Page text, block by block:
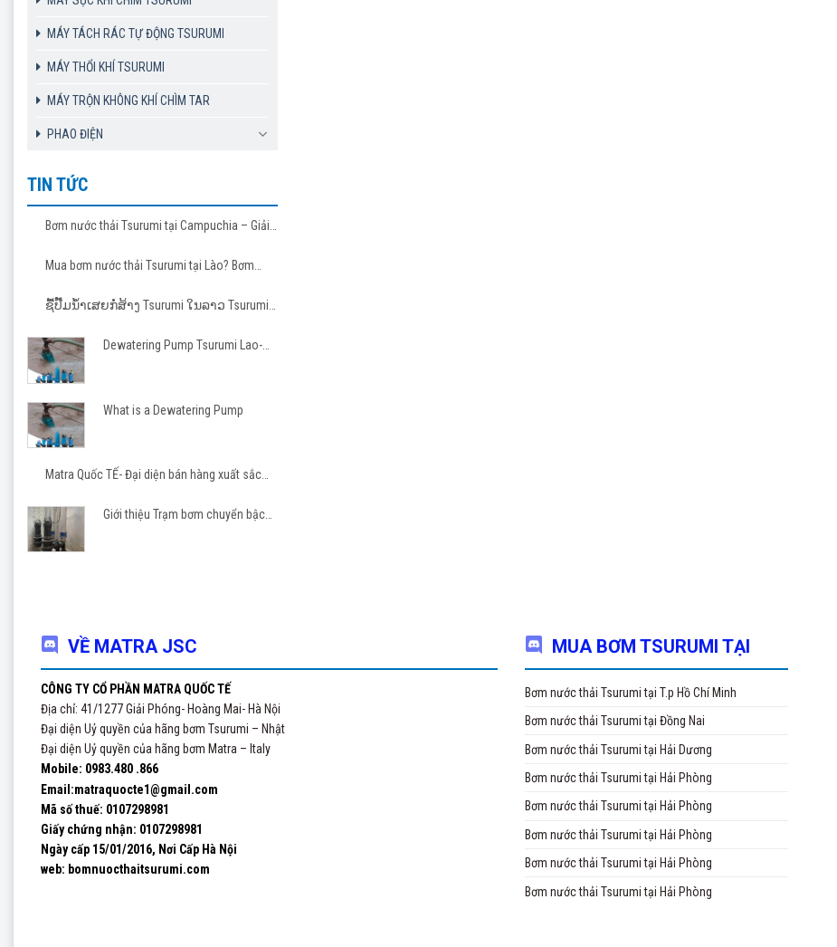
MÁY TÁCH RÁC TỰ ĐỘNG TSURUMI
MÁY THỔI KHÍ TSURUMI
MÁY TRỘN KHÔNG KHÍ CHÌM TAR
PHAO ĐIỆN
TIN TỨC
Bơm nước thải Tsurumi tại Campuchia – Giải
nghiệp
Mua bơm nước thải Tsurumi tại Lào? Bơm
ຊື້ປັ໊ມນ້ຳເສຍກໍ່ສ້າງ Tsurumi ໃນລາວ Tsurumi
Dewatering Pump Tsurumi Lao-
What is a Dewatering Pump
Matra Quốc TẾ- Đại diện bán hàng xuất sắc
Giới thiệu Trạm bơm chuyển bậc
VỀ MATRA JSC
CÔNG TY CỔ PHẦN MATRA QUỐC TẾ
Địa chỉ: 41/1277 Giải Phóng- Hoàng Mai- Hà Nội
Đại diện Uỷ quyền của hãng bơm Tsurumi – Nhật
Đại diện Uỷ quyền của hãng bơm Matra – Italy
Mobile: 0983.480 .866
Email:matraquocte1@gmail.com
Mã số thuế: 0107298981
Giấy chứng nhận: 0107298981
Ngày cấp 15/01/2016, Nơi Cấp Hà Nội
web: bomnuocthaitsurumi.com
MUA BƠM TSURUMI TẠI
Bơm nước thải Tsurumi tại T.p Hồ Chí Minh
Bơm nước thải Tsurumi tại Đồng Nai
Bơm nước thải Tsurumi tại Hải Dương
Bơm nước thải Tsurumi tại Hải Phòng
Bơm nước thải Tsurumi tại Hải Phòng
Bơm nước thải Tsurumi tại Hải Phòng
Bơm nước thải Tsurumi tại Hải Phòng
Bơm nước thải Tsurumi tại Hải Phòng